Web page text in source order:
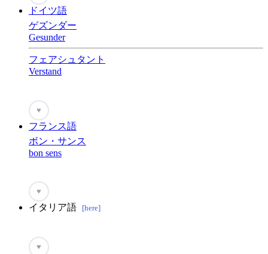
ドイツ語
ゲズンダー
Gesunder
フェアシュタント
Verstand
♥
フランス語
ボン・サンス
bon sens
♥
イタリア語 [here]
♥